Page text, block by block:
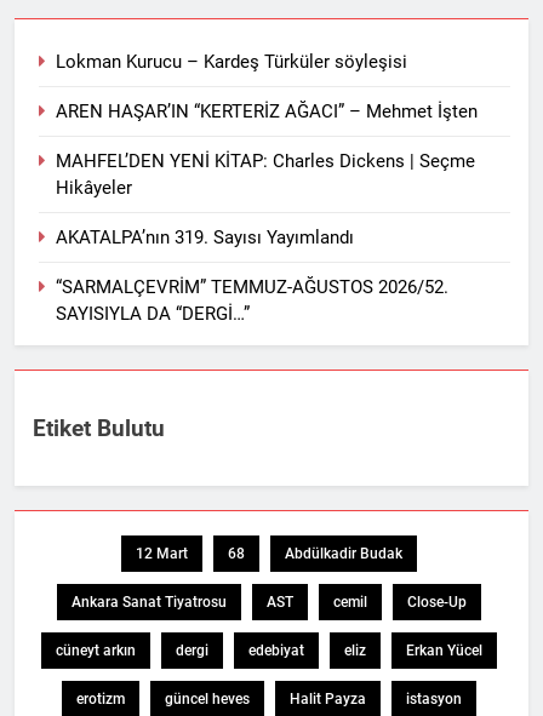
Lokman Kurucu – Kardeş Türküler söyleşisi
AREN HAŞAR’IN “KERTERİZ AĞACI” – Mehmet İşten
MAHFEL’DEN YENİ KİTAP: Charles Dickens | Seçme
Hikâyeler
AKATALPA’nın 319. Sayısı Yayımlandı
“SARMALÇEVRİM” TEMMUZ-AĞUSTOS 2026/52.
SAYISIYLA DA “DERGİ…”
Etiket Bulutu
12 Mart 68 Abdülkadir Budak
Ankara Sanat Tiyatrosu AST cemil Close-Up
cüneyt arkın dergi edebiyat eliz Erkan Yücel
erotizm güncel heves Halit Payza istasyon